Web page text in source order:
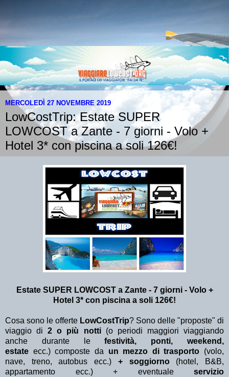
MERCOLEDÌ 27 NOVEMBRE 2019
LowCostTrip: Estate SUPER
LOWCOST a Zante - 7 giorni - Volo +
Hotel 3* con piscina a soli 126€!
Estate SUPER LOWCOST a Zante - 7 giorni - Volo +
Hotel 3* con piscina a soli 126€!
Cosa sono le offerte LowCostTrip? Sono delle "proposte" di
viaggio di2 o più notti (o periodi maggiori viaggiando
anche durante lefestività, ponti, weekend,
estate ecc.) composte da un mezzo di trasporto (volo,
nave, treno, autobus ecc.) + soggiorno(hotel, B&B,
appartamento ecc.) + eventuale servizio